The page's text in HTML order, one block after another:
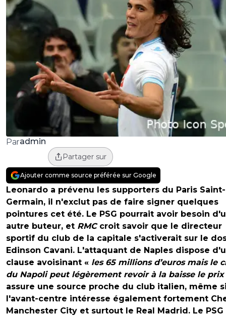
Paradmin
Partager sur
Ajouter comme source préférée sur Google
Leonardo a prévenu les supporters du Paris Saint-
Germain, il n'exclut pas de faire signer quelques
pointures cet été. Le PSG pourrait avoir besoin
autre buteur, et RMCcroit savoir que le directeur
sportif du club de la capitale s'activerait sur le
Edinson Cavani. L'attaquant de Naples dispose
clause avoisinant « les 65 millions d’euros mais le
du Napoli peut légèrement revoir à la baisse le prix
assure une source proche du club italien, même
l'avant-centre intéresse également fortement
Manchester City et surtout le Real Madrid. Le PSG